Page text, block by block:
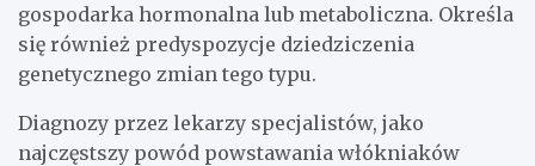
gospodarka hormonalna lub metaboliczna. Określa
się również predyspozycje dziedziczenia
genetycznego zmian tego typu.
Diagnozy przez lekarzy specjalistów, jako
najczęstszy powód powstawania włókniaków